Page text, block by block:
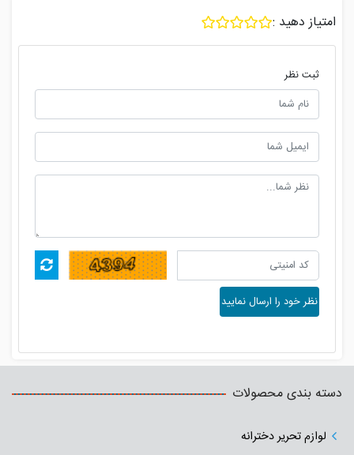
امتیاز دهید :
ثبت نظر
دسته بندی محصولات
لوازم تحریر دخترانه